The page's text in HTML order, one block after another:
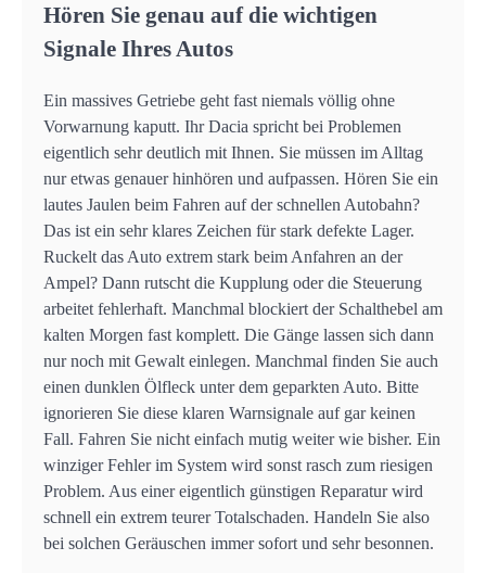
Hören Sie genau auf die wichtigen
Signale Ihres Autos
Ein massives Getriebe geht fast niemals völlig ohne
Vorwarnung kaputt. Ihr Dacia spricht bei Problemen
eigentlich sehr deutlich mit Ihnen. Sie müssen im Alltag
nur etwas genauer hinhören und aufpassen. Hören Sie ein
lautes Jaulen beim Fahren auf der schnellen Autobahn?
Das ist ein sehr klares Zeichen für stark defekte Lager.
Ruckelt das Auto extrem stark beim Anfahren an der
Ampel? Dann rutscht die Kupplung oder die Steuerung
arbeitet fehlerhaft. Manchmal blockiert der Schalthebel am
kalten Morgen fast komplett. Die Gänge lassen sich dann
nur noch mit Gewalt einlegen. Manchmal finden Sie auch
einen dunklen Ölfleck unter dem geparkten Auto. Bitte
ignorieren Sie diese klaren Warnsignale auf gar keinen
Fall. Fahren Sie nicht einfach mutig weiter wie bisher. Ein
winziger Fehler im System wird sonst rasch zum riesigen
Problem. Aus einer eigentlich günstigen Reparatur wird
schnell ein extrem teurer Totalschaden. Handeln Sie also
bei solchen Geräuschen immer sofort und sehr besonnen.